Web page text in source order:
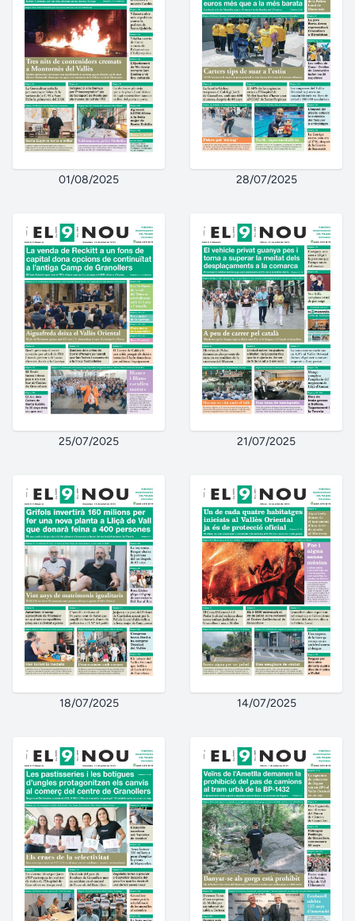
01/08/2025 28/07/2025
25/07/2025 21/07/2025
18/07/2025 14/07/2025